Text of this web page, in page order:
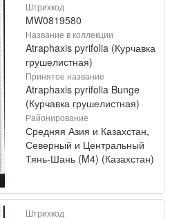
Штрихкод
MW0819580
Название в коллекции
Atraphaxis pyrifolia (Курчавка
грушелистная)
Принятое название
Atraphaxis pyrifolia Bunge
(Курчавка грушелистная)
Районирование
Средняя Азия и Казахстан,
Северный и Центральный
Тянь-Шань (M4) (Казахстан)
Штрихкод